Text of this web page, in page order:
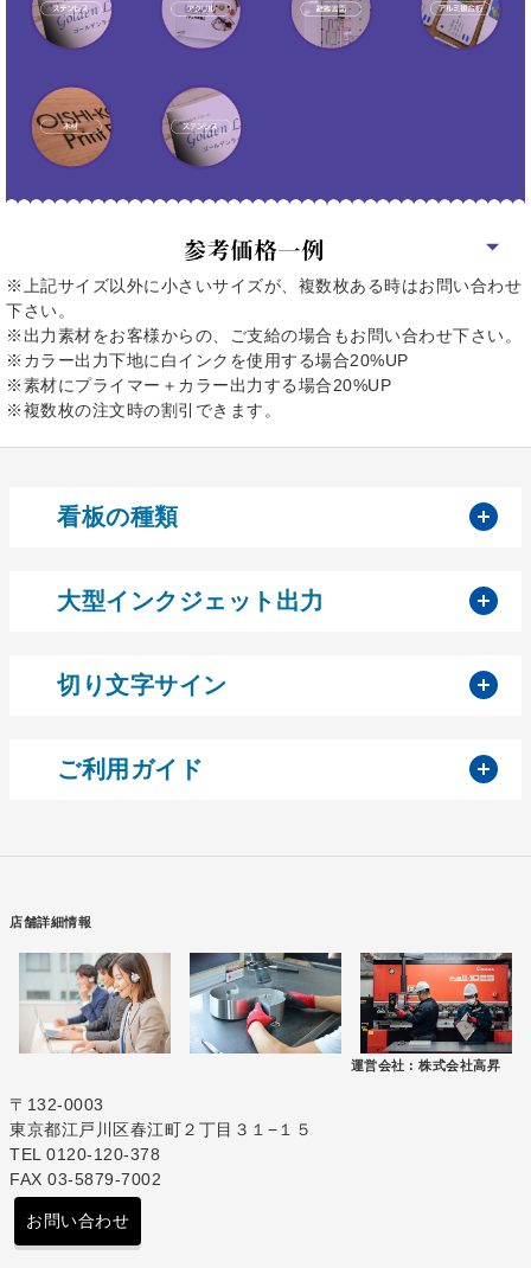
※上記サイズ以外に小さいサイズが、複数枚ある時はお問い合わせ
下さい。
※出力素材をお客様からの、ご支給の場合もお問い合わせ下さい。
※カラー出力下地に白インクを使用する場合20%UP
※素材にプライマー＋カラー出力する場合20%UP
※複数枚の注文時の割引できます。
看板の種類
大型インクジェット出力
切り文字サイン
ご利用ガイド
店舗詳細情報
運営会社 : 株式会社高昇
〒132-0003
東京都江戸川区春江町２丁目３１−１５
TEL 0120-120-378
FAX 03-5879-7002
お問い合わせ